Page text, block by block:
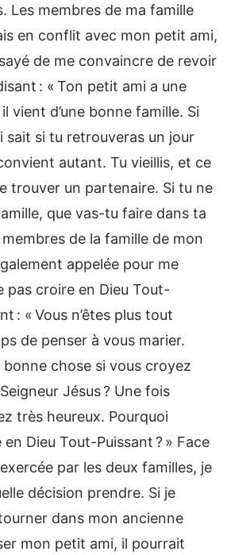
Les membres de ma famille
en conflit avec mon petit ami,
de me convaincre de revoir
: « Ton petit ami a une
vient d’une bonne famille. Si
sait si tu retrouveras un jour
autant. Tu vieillis, et ce
trouver un partenaire. Si tu ne
que vas-tu faire dans ta
de la famille de mon
appelée pour me
pas croire en Dieu Tout-
: « Vous n’êtes plus tout
de penser à vous marier.
bonne chose si vous croyez
Jésus ? Une fois
très heureux. Pourquoi
Dieu Tout-Puissant ? » Face
par les deux familles, je
décision prendre. Si je
dans mon ancienne
mon petit ami, il pourrait